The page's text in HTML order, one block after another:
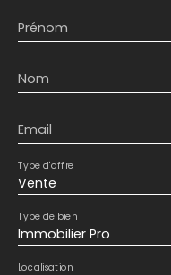
Prénom
Nom
Email
Vente
Type d'offre
Immobilier Pro
Type de bien
Localisation